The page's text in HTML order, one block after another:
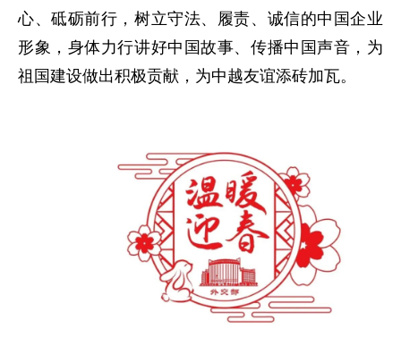
心、砥砺前行，树立守法、履责、诚信的中国企业
形象，身体力行讲好中国故事、传播中国声音，为
祖国建设做出积极贡献，为中越友谊添砖加瓦。